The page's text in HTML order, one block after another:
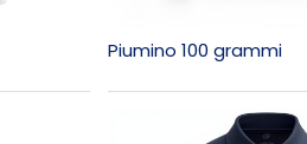
Piumino 100 grammi